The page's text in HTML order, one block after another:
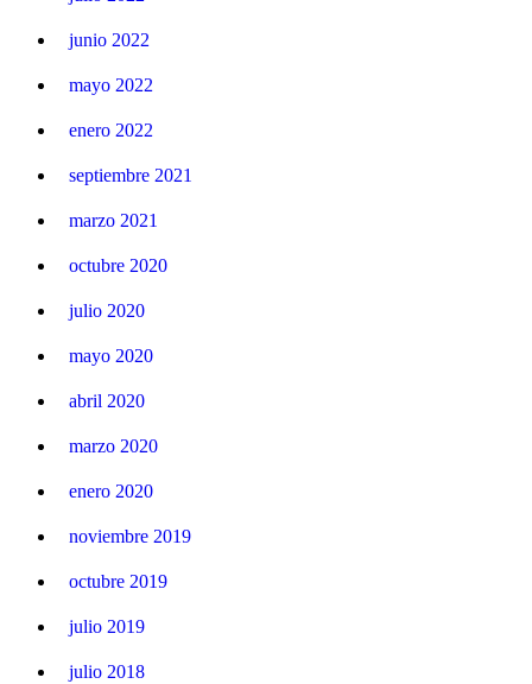
junio 2022
mayo 2022
enero 2022
septiembre 2021
marzo 2021
octubre 2020
julio 2020
mayo 2020
abril 2020
marzo 2020
enero 2020
noviembre 2019
octubre 2019
julio 2019
julio 2018